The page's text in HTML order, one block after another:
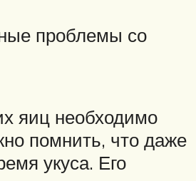
проблемы со
яиц необходимо
помнить, что даже
укуса. Его